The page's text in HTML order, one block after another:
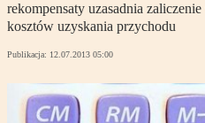
rekompensaty uzasadnia
kosztów uzyskania przychodu
Publikacja: 12.07.2013 05:00